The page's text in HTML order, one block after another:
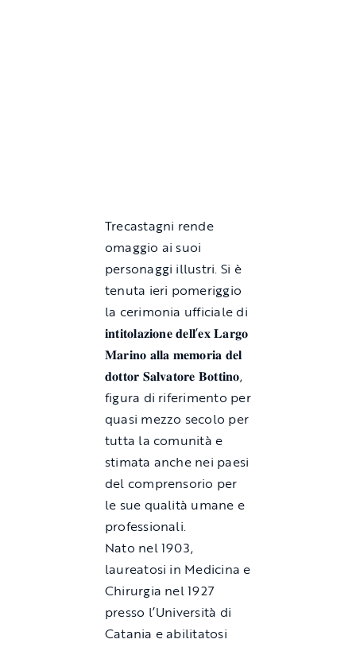
Trecastagni rende
omaggio ai suoi
personaggi illustri. Si è
tenuta ieri pomeriggio
la cerimonia ufficiale di
𝐢𝐧𝐭𝐢𝐭𝐨𝐥𝐚𝐳𝐢𝐨𝐧𝐞 𝐝𝐞𝐥𝐥’𝐞𝐱 𝐋𝐚𝐫𝐠𝐨
𝐌𝐚𝐫𝐢𝐧𝐨 𝐚𝐥𝐥𝐚 𝐦𝐞𝐦𝐨𝐫𝐢𝐚 𝐝𝐞𝐥
𝐝𝐨𝐭𝐭𝐨𝐫 𝐒𝐚𝐥𝐯𝐚𝐭𝐨𝐫𝐞 𝐁𝐨𝐭𝐭𝐢𝐧𝐨,
figura di riferimento per
quasi mezzo secolo per
tutta la comunità e
stimata anche nei paesi
del comprensorio per
le sue qualità umane e
professionali.
Nato nel 1903,
laureatosi in Medicina e
Chirurgia nel 1927
presso l’Università di
Catania e abilitatosi